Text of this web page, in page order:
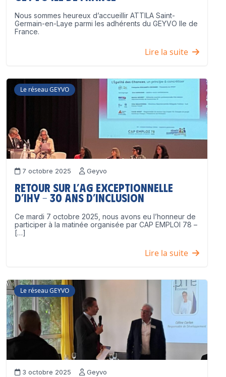
Nous sommes heureux d’accueillir ATTILA Saint-
Germain-en-Laye parmi les adhérents du GEYVO Ile de
France.
Lire la suite
Le réseau GEYVO
7 octobre 2025 Geyvo
Retour sur l’AG exceptionnelle
d’IHY – 30 ans d’inclusion
Ce mardi 7 octobre 2025, nous avons eu l’honneur de
participer à la matinée organisée par CAP EMPLOI 78 –
[…]
Lire la suite
Le réseau GEYVO
3 octobre 2025 Geyvo